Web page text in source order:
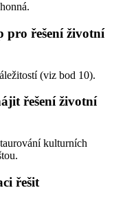
pro řešení životní
(viz bod 10).
řešení životní
kulturních
řešit